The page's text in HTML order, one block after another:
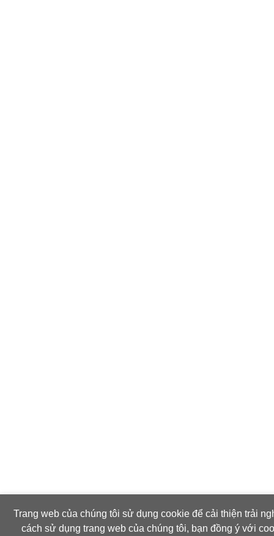
Trang web của chúng tôi sử dụng cookie để cải thiện trải
cách sử dụng trang web của chúng tôi, bạn đồng ý với